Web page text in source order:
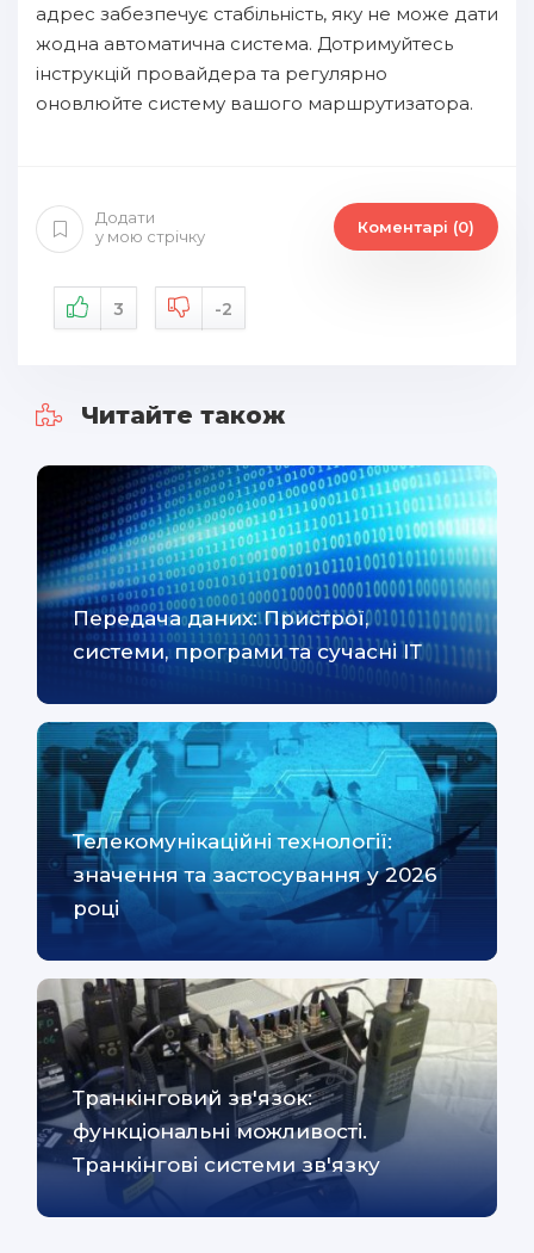
адрес забезпечує стабільність, яку не може дати
жодна автоматична система. Дотримуйтесь
інструкцій провайдера та регулярно
оновлюйте систему вашого маршрутизатора.
Додати
у мою стрічку
Коментарі (0)
3 -2
Читайте також
Передача даних: Пристрої,
системи, програми та сучасні ІТ
Телекомунікаційні технології:
значення та застосування у 2026
році
Транкінговий зв'язок:
функціональні можливості.
Транкінгові системи зв'язку